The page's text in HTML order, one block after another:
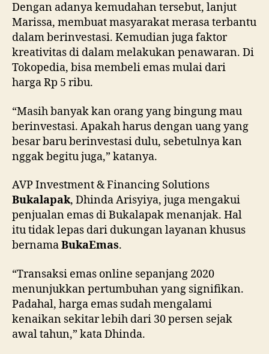
Dengan adanya kemudahan tersebut, lanjut
Marissa, membuat masyarakat merasa terbantu
dalam berinvestasi. Kemudian juga faktor
kreativitas di dalam melakukan penawaran. Di
Tokopedia, bisa membeli emas mulai dari
harga Rp 5 ribu.
“Masih banyak kan orang yang bingung mau
berinvestasi. Apakah harus dengan uang yang
besar baru berinvestasi dulu, sebetulnya kan
nggak begitu juga,” katanya.
AVP Investment & Financing Solutions
Bukalapak, Dhinda Arisyiya, juga mengakui
penjualan emas di Bukalapak menanjak. Hal
itu tidak lepas dari dukungan layanan khusus
bernamaBukaEmas.
“Transaksi emas online sepanjang 2020
menunjukkan pertumbuhan yang signifikan.
Padahal, harga emas sudah mengalami
kenaikan sekitar lebih dari 30 persen sejak
awal tahun,” kata Dhinda.